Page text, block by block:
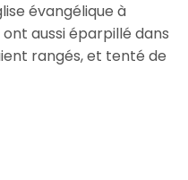
évangélique à
aussi éparpillé dans
rangés, et tenté de